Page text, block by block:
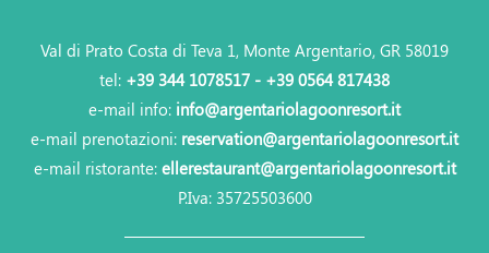
Val di Prato Costa di Teva 1, Monte Argentario, GR 58019
tel: +39 344 1078517 - +39 0564 817438
e-mail info: info@argentariolagoonresort.it
e-mail prenotazioni: reservation@argentariolagoonresort.it
e-mail ristorante: ellerestaurant@argentariolagoonresort.it
P.Iva: 35725503600